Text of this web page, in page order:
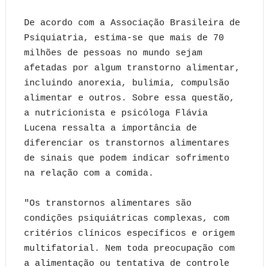
De acordo com a Associação Brasileira de
Psiquiatria, estima-se que mais de 70
milhões de pessoas no mundo sejam
afetadas por algum transtorno alimentar,
incluindo anorexia, bulimia, compulsão
alimentar e outros. Sobre essa questão,
a nutricionista e psicóloga Flávia
Lucena ressalta a importância de
diferenciar os transtornos alimentares
de sinais que podem indicar sofrimento
na relação com a comida.
"Os transtornos alimentares são
condições psiquiátricas complexas, com
critérios clínicos específicos e origem
multifatorial. Nem toda preocupação com
a alimentação ou tentativa de controle